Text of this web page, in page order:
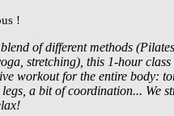
!
of different methods
stretching), this 1-hour class
workout for the entire body:
a bit of coordination... We